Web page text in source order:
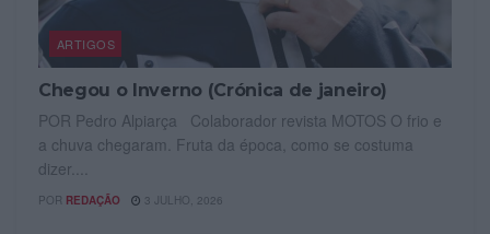
ARTIGOS
Chegou o Inverno (Crónica de janeiro)
POR Pedro Alpiarça Colaborador revista MOTOS O frio e
a chuva chegaram. Fruta da época, como se costuma
dizer....
POR REDAÇÃO 3 JULHO, 2026